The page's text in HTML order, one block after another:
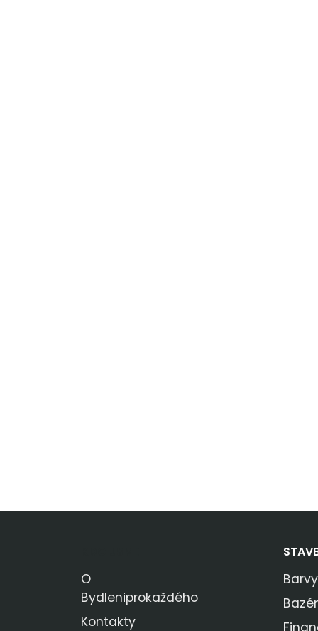
O
Bydleniprokaždého
Kontakty
Barvy